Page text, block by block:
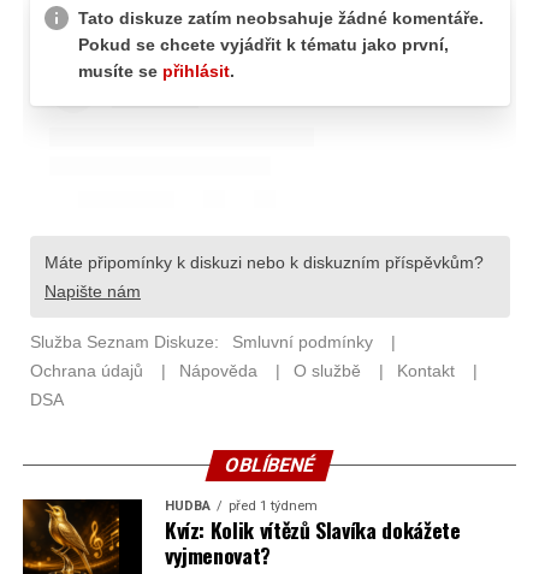
OBLÍBENÉ
HUDBA před 1 týdnem
Kvíz: Kolik vítězů Slavíka dokážete
vyjmenovat?